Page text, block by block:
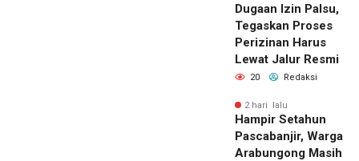
Dugaan Izin Palsu,
Tegaskan Proses
Perizinan Harus
Lewat Jalur Resmi
20 Redaksi
2 hari lalu
Hampir Setahun
Pascabanjir, Warga
Arabungong Masih